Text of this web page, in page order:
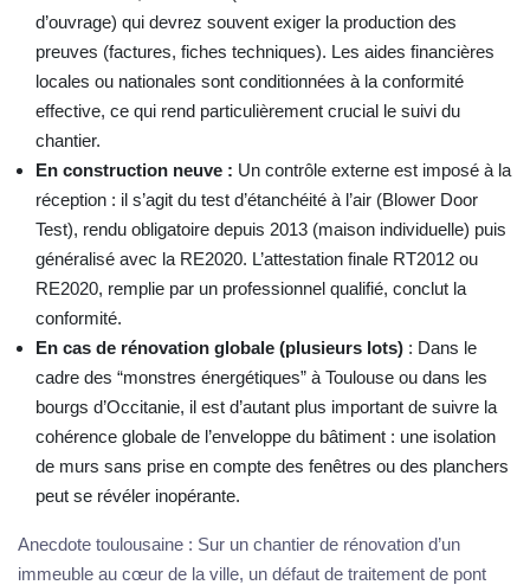
d’ouvrage) qui devrez souvent exiger la production des
preuves (factures, fiches techniques). Les aides financières
locales ou nationales sont conditionnées à la conformité
effective, ce qui rend particulièrement crucial le suivi du
chantier.
En construction neuve : Un contrôle externe est imposé à la
réception : il s’agit du test d’étanchéité à l’air (Blower Door
Test), rendu obligatoire depuis 2013 (maison individuelle) puis
généralisé avec la RE2020. L’attestation finale RT2012 ou
RE2020, remplie par un professionnel qualifié, conclut la
conformité.
En cas de rénovation globale (plusieurs lots) : Dans le
cadre des “monstres énergétiques” à Toulouse ou dans les
bourgs d’Occitanie, il est d’autant plus important de suivre la
cohérence globale de l’enveloppe du bâtiment : une isolation
de murs sans prise en compte des fenêtres ou des planchers
peut se révéler inopérante.
Anecdote toulousaine : Sur un chantier de rénovation d’un
immeuble au cœur de la ville, un défaut de traitement de pont